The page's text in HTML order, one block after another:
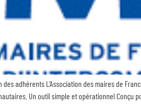
adhérents L’Association des maires de
Un outil simple et opérationnel Conçu